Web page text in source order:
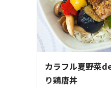
カラフル夏野菜
り鶏唐丼